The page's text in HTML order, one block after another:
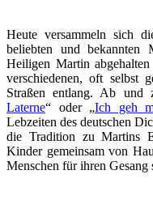
Heute versammeln sich
beliebten und bekannten
Heiligen Martin
verschiedenen, oft selbst
Straßen entlang. Ab
Laterne“ oder „Ich geh
Lebzeiten des deutschen
die Tradition zu Martins
Kinder gemeinsam von
Menschen für ihren Gesang